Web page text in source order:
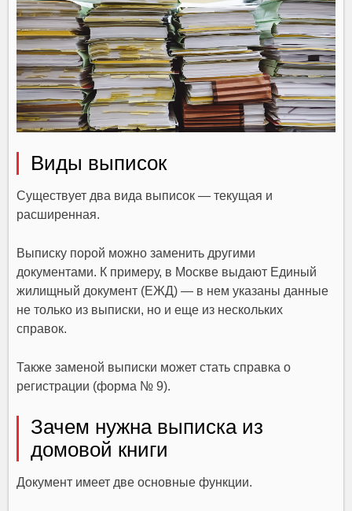
Виды выписок
Существует два вида выписок — текущая и
расширенная.
Выписку порой можно заменить другими
документами. К примеру, в Москве выдают Единый
жилищный документ (ЕЖД) — в нем указаны данные
не только из выписки, но и еще из нескольких
справок.
Также заменой выписки может стать справка о
регистрации (форма № 9).
Зачем нужна выписка из
домовой книги
Документ имеет две основные функции.